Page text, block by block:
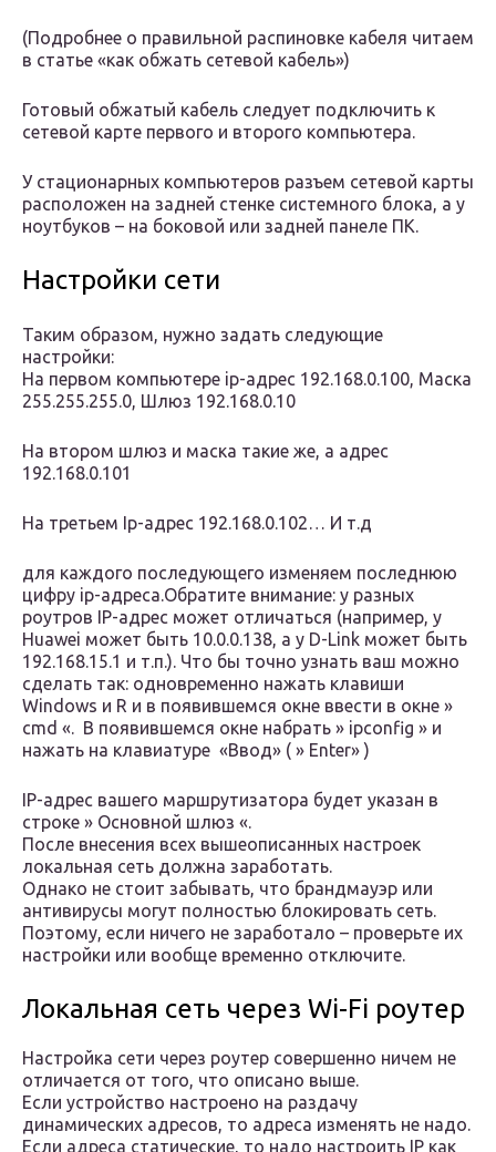
(Подробнее о правильной распиновке кабеля читаем
в статье «как обжать сетевой кабель»)
Готовый обжатый кабель следует подключить к
сетевой карте первого и второго компьютера.
У стационарных компьютеров разъем сетевой карты
расположен на задней стенке системного блока, а у
ноутбуков – на боковой или задней панеле ПК.
Настройки сети
Таким образом, нужно задать следующие
настройки:
На первом компьютере ip-адрес 192.168.0.100, Маска
255.255.255.0, Шлюз 192.168.0.10
На втором шлюз и маска такие же, а адрес
192.168.0.101
На третьем Ip-адрес 192.168.0.102… И т.д
для каждого последующего изменяем последнюю
цифру ip-адреса.Обратите внимание: у разных
роутров IP-адрес может отличаться (например, у
Huawei может быть 10.0.0.138, а у D-Link может быть
192.168.15.1 и т.п.). Что бы точно узнать ваш можно
сделать так: одновременно нажать клавиши
Windows и R и в появившемся окне ввести в окне »
cmd «. В появившемся окне набрать » ipconfig » и
нажать на клавиатуре «Ввод» ( » Enter» )
IP-адрес вашего маршрутизатора будет указан в
строке » Основной шлюз «.
После внесения всех вышеописанных настроек
локальная сеть должна заработать.
Однако не стоит забывать, что брандмауэр или
антивирусы могут полностью блокировать сеть.
Поэтому, если ничего не заработало – проверьте их
настройки или вообще временно отключите.
Локальная сеть через Wi-Fi роутер
Настройка сети через роутер совершенно ничем не
отличается от того, что описано выше.
Если устройство настроено на раздачу
динамических адресов, то адреса изменять не надо.
Если адреса статические, то надо настроить IP как